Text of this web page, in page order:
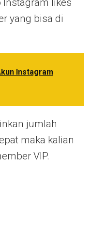
likes
yang bisa di
Instagram
jumlah
maka kalian
VIP.